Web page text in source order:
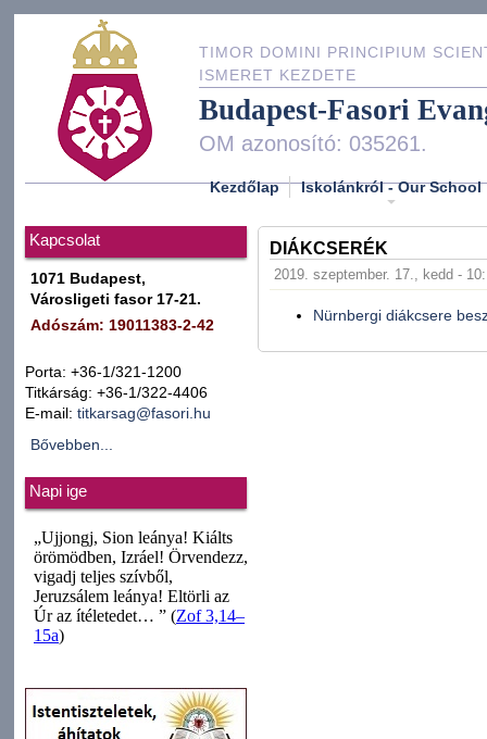
TIMOR DOMINI PRINCIPIUM
ISMERET KEZDETE
Budapest-Fasori
OM azonosító: 035261.
Kezdőlap Iskolánkról - Our School
Kapcsolat
1071 Budapest,
Városligeti fasor 17-21.
Adószám: 19011383-2-42
Porta: +36-1/321-1200
Titkárság: +36-1/322-4406
E-mail: titkarsag@fasori.hu
Bővebben...
Napi ige
DIÁKCSERÉK
2019. szeptember. 17., kedd -
Nürnbergi diákcsere